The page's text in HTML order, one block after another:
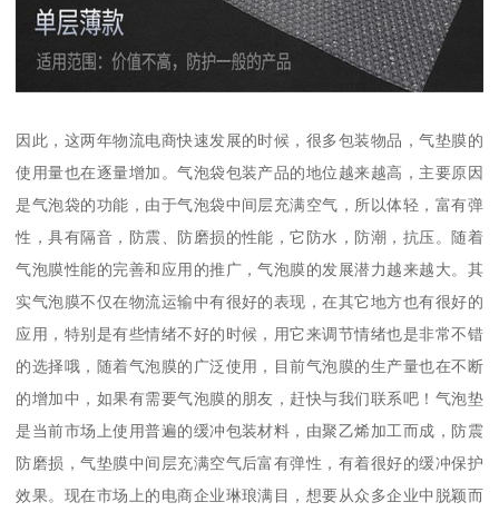
因此，这两年物流电商快速发展的时候，很多包装物品，气垫膜的
使用量也在逐量增加。气泡袋包装产品的地位越来越高，主要原因
是气泡袋的功能，由于气泡袋中间层充满空气，所以体轻，富有弹
性，具有隔音，防震、防磨损的性能，它防水，防潮，抗压。随着
气泡膜性能的完善和应用的推广，气泡膜的发展潜力越来越大。其
实气泡膜不仅在物流运输中有很好的表现，在其它地方也有很好的
应用，特别是有些情绪不好的时候，用它来调节情绪也是非常不错
的选择哦，随着气泡膜的广泛使用，目前气泡膜的生产量也在不断
的增加中，如果有需要气泡膜的朋友，赶快与我们联系吧！气泡垫
是当前市场上使用普遍的缓冲包装材料，由聚乙烯加工而成，防震
防磨损，气垫膜中间层充满空气后富有弹性，有着很好的缓冲保护
效果。现在市场上的电商企业琳琅满目，想要从众多企业中脱颖而